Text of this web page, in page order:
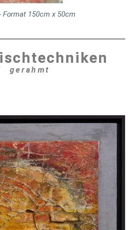
Format 150cm x 50cm
gerahmt